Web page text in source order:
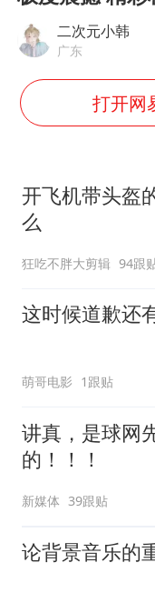
二次元小韩
广东
打开网
开飞机带头盔
么
狂吃不胖大剪辑 94跟
这时候道歉还
萌哥电影 1跟贴
讲真，是球网
的！！！
新媒体 39跟贴
论背景音乐的